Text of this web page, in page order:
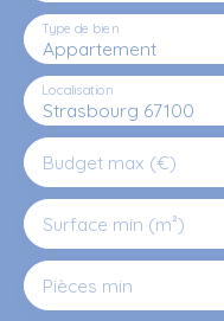
Appartement
Type de bien
Strasbourg 67100
Localisation
Budget max (€)
Surface min (m²)
Pièces min